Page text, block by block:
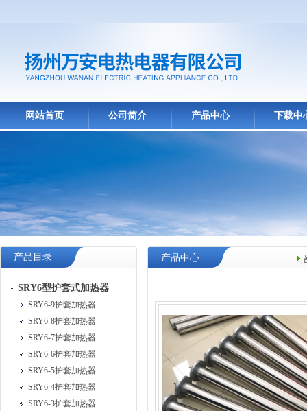
网站首页 公司简介 产品中心 下载中
产品目录
SRY6型护套式加热器
SRY6-9护套加热器
SRY6-8护套加热器
SRY6-7护套加热器
SRY6-6护套加热器
SRY6-5护套加热器
SRY6-4护套加热器
SRY6-3护套加热器
产品中心